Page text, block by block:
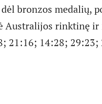
bronzos medalių,
Australijos rinktinę
21:16; 14:28; 29:23;